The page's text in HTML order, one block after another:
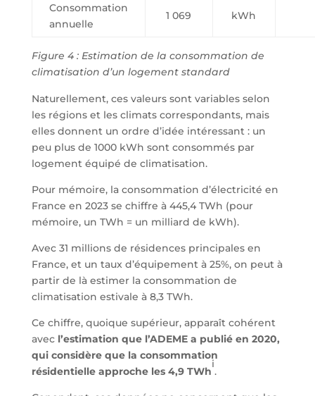
Consommation
annuelle
1 069 kWh
Figure 4 : Estimation de la consommation de
climatisation d’un logement standard
Naturellement, ces valeurs sont variables selon
les régions et les climats correspondants, mais
elles donnent un ordre d’idée intéressant : un
peu plus de 1000 kWh sont consommés par
logement équipé de climatisation.
Pour mémoire, la consommation d’électricité en
France en 2023 se chiffre à 445,4 TWh (pour
mémoire, un TWh = un milliard de kWh).
Avec 31 millions de résidences principales en
France, et un taux d’équipement à 25%, on peut à
partir de là estimer la consommation de
climatisation estivale à 8,3 TWh.
Ce chiffre, quoique supérieur, apparaît cohérent
avec l’estimation que l’ADEME a publié en 2020,
qui considère que la consommation
résidentielle approche les 4,9 TWh
i
.